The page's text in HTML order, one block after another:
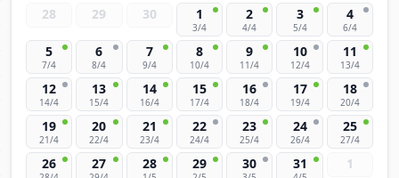
28 29 30 1
3/4
2
4/4
3
5/4
4
6/4
5
7/4
6
8/4
7
9/4
8
10/4
9
11/4
10
12/4
11
13/4
12
14/4
13
15/4
14
16/4
15
17/4
16
18/4
17
19/4
18
20/4
19
21/4
20
22/4
21
23/4
22
24/4
23
25/4
24
26/4
25
27/4
26 27 28 29 30 31 1